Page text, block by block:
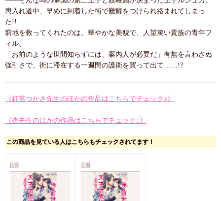
輿入れ道中、早めに到着した街で難癖をつけられ絡まれてしまっ
た!!
窮地を救ってくれたのは、華やかな美貌で、人望篤い貴族の青年フ
ィル。
「お前のような世間知らずには、案内人が必要だ」有無を言わさぬ
強引さで、街に滞在する一週間の護衛を買って出て……!?
《釘宮つかさ先生のほかの作品はこちらでチェック♪》
《杏先生のほかの作品はこちらでチェック♪》
この商品を見ている人はこちらもチェックされてます！
文庫 文庫